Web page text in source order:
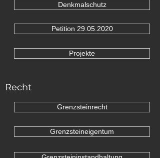
Denkmalschutz
Petition 29.05.2020
Projekte
Recht
Grenzsteinrecht
Grenzsteineigentum